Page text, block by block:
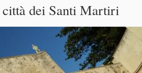
dei Santi Martiri